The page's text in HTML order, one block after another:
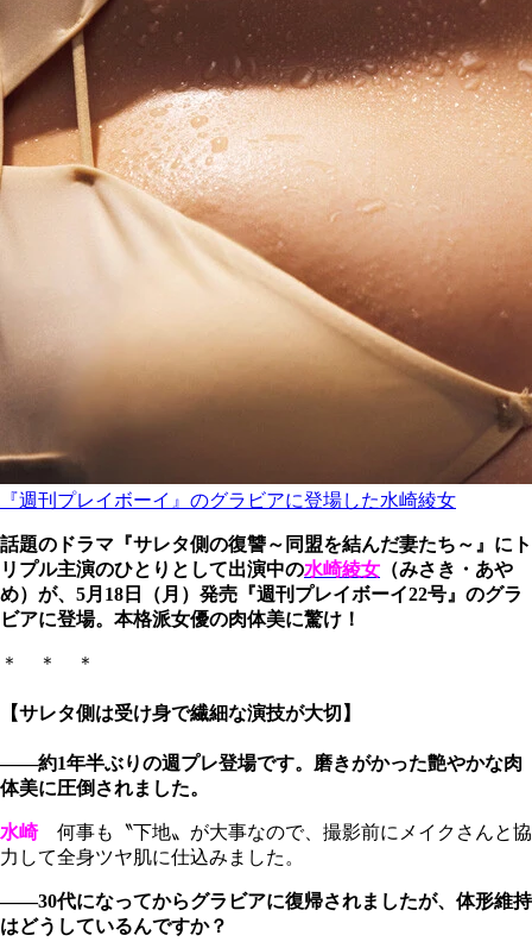
『週刊プレイボーイ』のグラビアに登場した水崎綾女
話題のドラマ『サレタ側の復讐～同盟を結んだ妻たち～』にト
リプル主演のひとりとして出演中の水崎綾女 （みさき・あや
め）が、5月18日（月）発売『週刊プレイボーイ22号』のグラ
ビアに登場。本格派女優の肉体美に驚け！
＊ ＊ ＊
【サレタ側は受け身で繊細な演技が大切】
――約1年半ぶりの週プレ登場です。磨きがかった艶やかな肉
体美に圧倒されました。
水崎何事も〝下地〟が大事なので、撮影前にメイクさんと協
力して全身ツヤ肌に仕込みました。
――30代になってからグラビアに復帰されましたが、体形維持
はどうしているんですか？